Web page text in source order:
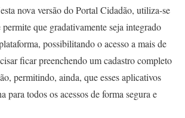
nova versão do Portal Cidadão, utiliza-se
que gradativamente seja integrado
possibilitando o acesso a mais de
ficar preenchendo um cadastro completo
permitindo, ainda, que esses aplicativos
para todos os acessos de forma segura e